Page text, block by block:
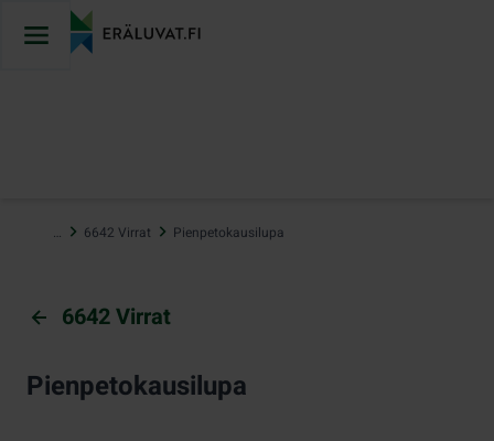
sisältöön
… 6642 Virrat Pienpetokausilupa
6642 Virrat
Pienpetokausilupa